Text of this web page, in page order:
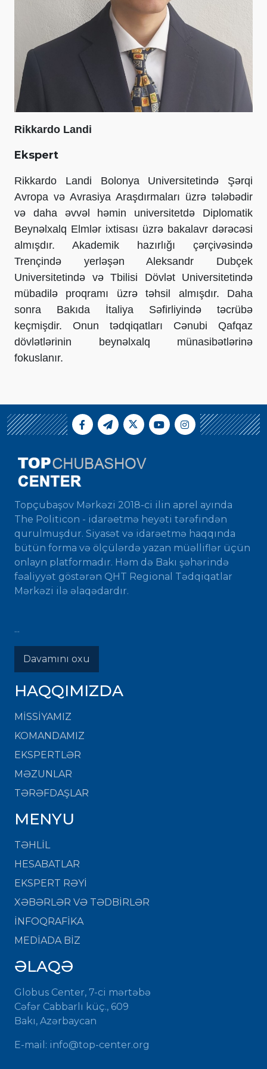
Rikkardo Landi
Ekspert
Rikkardo Landi Bolonya Universitetində Şərqi
Avropa və Avrasiya Araşdırmaları üzrə tələbədir
və daha əvvəl həmin universitetdə Diplomatik
Beynəlxalq Elmlər ixtisası üzrə bakalavr dərəcəsi
almışdır. Akademik hazırlığı çərçivəsində
Trençində yerləşən Aleksandr Dubçek
Universitetində və Tbilisi Dövlət Universitetində
mübadilə proqramı üzrə təhsil almışdır. Daha
sonra Bakıda İtaliya Səfirliyində təcrübə
keçmişdir. Onun tədqiqatları Cənubi Qafqaz
dövlətlərinin beynəlxalq münasibətlərinə
fokuslanır.
Topçubaşov Mərkəzi 2018-ci ilin aprel ayında
The Politicon - idarəetmə heyəti tərəfindən
qurulmuşdur. Siyasət və idarəetmə haqqında
bütün forma və ölçülərdə yazan müəlliflər üçün
onlayn platformadır. Həm də Bakı şəhərində
fəaliyyət göstərən QHT Regional Tədqiqatlar
Mərkəzi ilə əlaqədardır.
...
Davamını oxu
HAQQIMIZDA
MISSIYAMIZ
KOMANDAMIZ
EKSPERTLƏR
MƏZUNLAR
TƏRƏFDAŞLAR
MENYU
TƏHLİL
HESABATLAR
EKSPERT RƏYİ
XƏBƏRLƏR VƏ TƏDBİRLƏR
İNFOQRAFİKA
MEDİADA BİZ
ƏLAQƏ
Globus Center, 7-ci mərtəbə
Cəfər Cabbarlı küç., 609
Bakı, Azərbaycan
E-mail: info@top-center.org